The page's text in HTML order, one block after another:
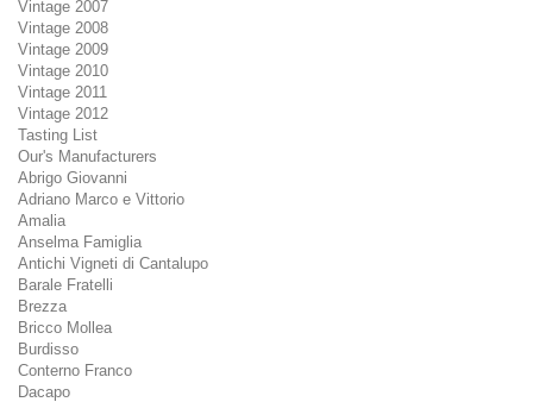
Vintage 2007
Vintage 2008
Vintage 2009
Vintage 2010
Vintage 2011
Vintage 2012
Tasting List
Our's Manufacturers
Abrigo Giovanni
Adriano Marco e Vittorio
Amalia
Anselma Famiglia
Antichi Vigneti di Cantalupo
Barale Fratelli
Brezza
Bricco Mollea
Burdisso
Conterno Franco
Dacapo